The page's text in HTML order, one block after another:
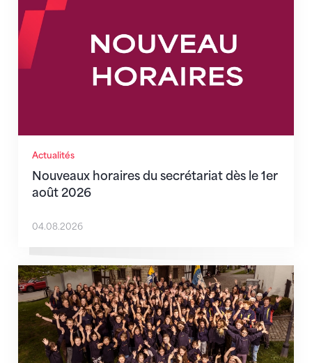
Actualités
Nouveaux horaires du secrétariat dès le 1er
août 2026
04.08.2026
Quand l’inclusion devient une évidence